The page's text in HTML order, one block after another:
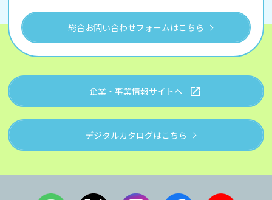
総合お問い合わせフォームはこちら
企業・事業情報サイトへ
デジタルカタログはこちら